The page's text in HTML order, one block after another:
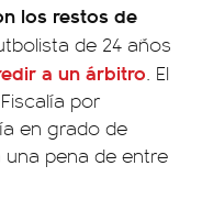
los restos de
de 24 años
a un árbitro. El
por
en grado de
pena de entre